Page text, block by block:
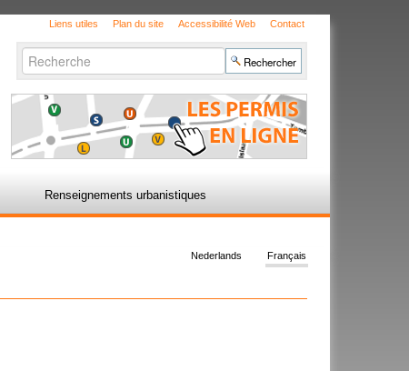
Liens utiles Plan du site Accessibilité Web Contact
Chercher par
avancée…
Renseignements urbanistiques
Français
Nederlands